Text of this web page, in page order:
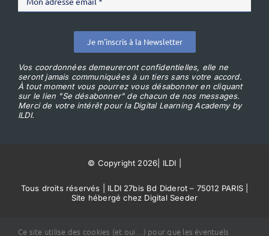
Je m'inscris à la Newsletter
Vos coordonnées demeureront confidentielles, elle ne
seront jamais communiquées à un tiers sans votre accord.
À tout moment vous pourrez vous désabonner en cliquant
sur le lien "Se désabonner" de chacun de nos messages.
Merci de votre intérêt pour la Digital Learning Academy by
ILDI.
© Copyright 2026 ILDI
Tous droits réservés | ILDI 27bis Bd Diderot – 75012 PARIS |
Site hébergé chez Digital Seeder
Ce site utilise des cookies (et oui…) pour que les éventuels